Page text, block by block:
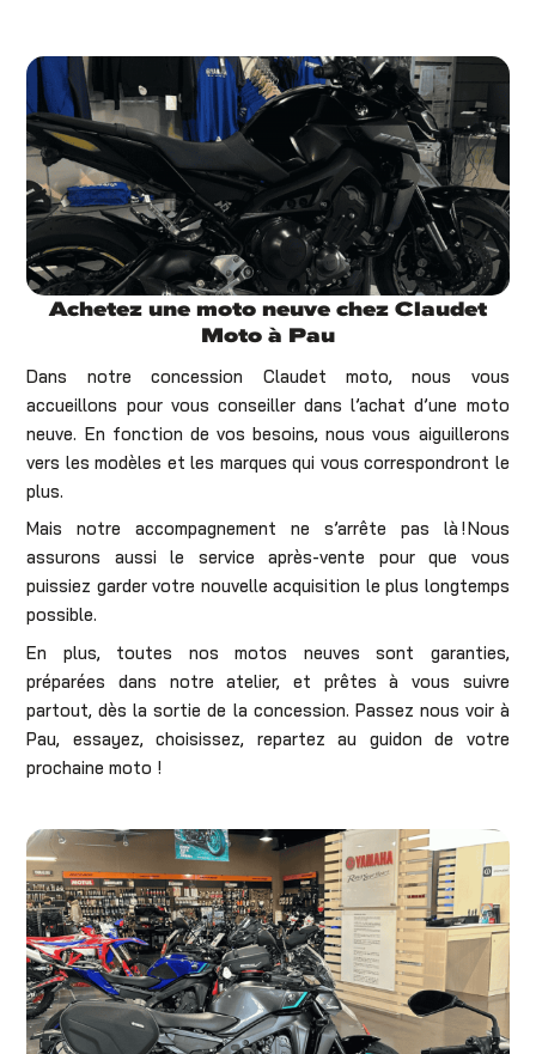
Achetez une moto neuve chez Claudet
Moto à Pau
Dans notre concession Claudet moto, nous vous
accueillons pour vous conseiller dans l’achat d’une moto
neuve. En fonction de vos besoins, nous vous aiguillerons
vers les modèles et les marques qui vous correspondront le
plus.
Mais notre accompagnement ne s’arrête pas là ! Nous
assurons aussi le service après-vente pour que vous
puissiez garder votre nouvelle acquisition le plus longtemps
possible.
En plus, toutes nos motos neuves sont garanties,
préparées dans notre atelier, et prêtes à vous suivre
partout, dès la sortie de la concession. Passez nous voir à
Pau, essayez, choisissez, repartez au guidon de votre
prochaine moto !